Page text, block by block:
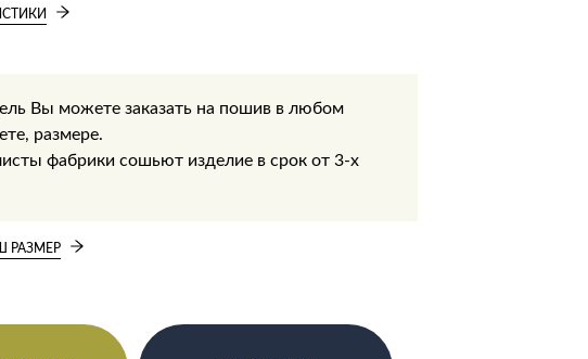
Вы можете заказать на пошив в любом
размере.
фабрики сошьют изделие в срок от 3-х
РАЗМЕР